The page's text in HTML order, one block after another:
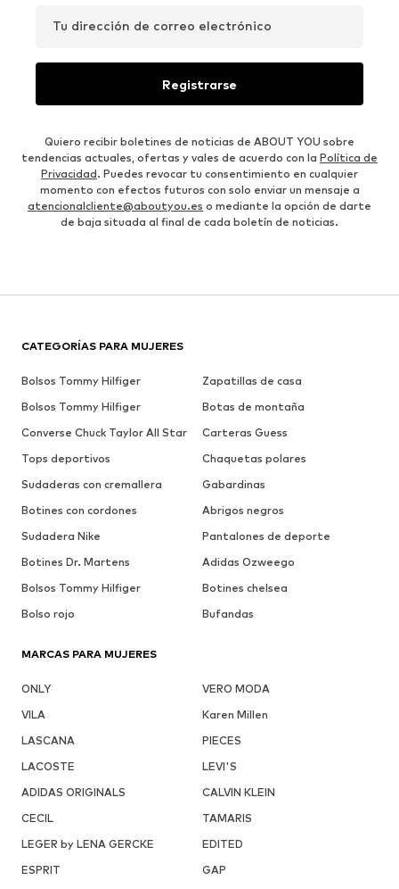
Tu dirección de correo electrónico
Registrarse
Quiero recibir boletines de noticias de ABOUT YOU sobre
tendencias actuales, ofertas y vales de acuerdo con la Política de
Privacidad. Puedes revocar tu consentimiento en cualquier
momento con efectos futuros con solo enviar un mensaje a
atencionalcliente@aboutyou.es o mediante la opción de darte
de baja situada al final de cada boletín de noticias.
CATEGORÍAS PARA MUJERES
Bolsos Tommy Hilfiger
Zapatillas de casa
Bolsos Tommy Hilfiger
Botas de montaña
Converse Chuck Taylor All Star
Carteras Guess
Tops deportivos
Chaquetas polares
Sudaderas con cremallera
Gabardinas
Botines con cordones
Abrigos negros
Sudadera Nike
Pantalones de deporte
Botines Dr. Martens
Adidas Ozweego
Bolsos Tommy Hilfiger
Botines chelsea
Bolso rojo
Bufandas
MARCAS PARA MUJERES
ONLY
VERO MODA
VILA
Karen Millen
LASCANA
PIECES
LACOSTE
LEVI'S
ADIDAS ORIGINALS
CALVIN KLEIN
CECIL
TAMARIS
LEGER by LENA GERCKE
EDITED
ESPRIT
GAP